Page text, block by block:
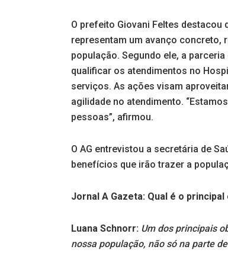
O prefeito Giovani Feltes destacou
representam um avanço concreto,
população. Segundo ele, a
qualificar os atendimentos no
serviços. As ações visam
agilidade no atendimento.
pessoas”, afirmou.
O AG entrevistou a secretária de
benefícios que irão trazer a
Jornal A Gazeta: Qual é o
Luana Schnorr: Um dos principais
nossa população, não só na parte